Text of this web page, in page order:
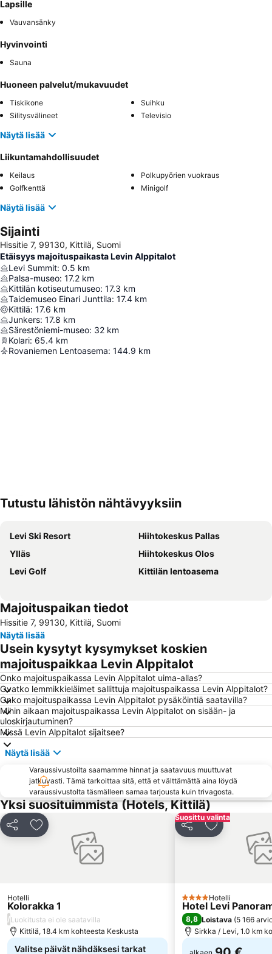
Lapsille
Vauvansänky
Hyvinvointi
Sauna
Huoneen palvelut/mukavuudet
Tiskikone
Suihku
Silitysvälineet
Televisio
Näytä lisää
Liikuntamahdollisuudet
Keilaus
Polkupyörien vuokraus
Golfkenttä
Minigolf
Näytä lisää
Sijainti
Hissitie 7, 99130, Kittilä, Suomi
Etäisyys majoituspaikasta Levin Alppitalot
Levi Summit: 0.5 km
Palsa-museo: 17.2 km
Kittilän kotiseutumuseo: 17.3 km
Taidemuseo Einari Junttila: 17.4 km
Kittilä: 17.6 km
Junkers: 17.8 km
Särestöniemi-museo: 32 km
Kolari: 65.4 km
Rovaniemen Lentoasema: 144.9 km
Tutustu lähistön nähtävyyksiin
Levi Ski Resort
Hiihtokeskus Pallas
Ylläs
Hiihtokeskus Olos
Levi Golf
Kittilän lentoasema
Majoituspaikan tiedot
Hissitie 7, 99130, Kittilä, Suomi
Näytä lisää
Usein kysytyt kysymykset koskien
majoituspaikkaa Levin Alppitalot
Onko majoituspaikassa Levin Alppitalot uima-allas?
Ovatko lemmikkieläimet sallittuja majoituspaikassa Levin Alppitalot?
Onko majoituspaikassa Levin Alppitalot pysäköintiä saatavilla?
Mihin aikaan majoituspaikassa Levin Alppitalot on sisään- ja
uloskirjautuminen?
Missä Levin Alppitalot sijaitsee?
Näytä lisää
Varaussivustoilta saamamme hinnat ja saatavuus muuttuvat
jatkuvasti. Tämä tarkoittaa sitä, että et välttämättä aina löydä
varaussivustolta täsmälleen samaa tarjousta kuin trivagosta.
Yksi suosituimmista (Hotels, Kittilä)
Jaa Lisää suosikkeihin
Hotelli
Kolorakka 1
/Luokitusta ei ole saatavilla
Kittilä, 18.4 km kohteesta Keskusta
Valitse päivät nähdäksesi tarkat
Suosittu valinta
Jaa Lisää
4 Tähtiluokitus
Hotelli
Hotel Levi
8,8 Loistava (5 166
Sirkka / Levi, 1.0 km